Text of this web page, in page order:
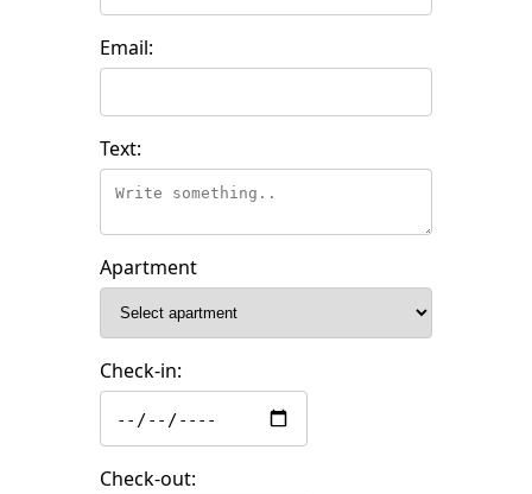
Email:
Text:
Apartment
Check-in:
Check-out: